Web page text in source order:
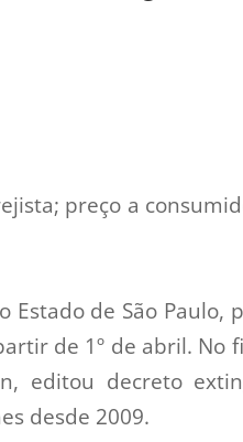
preço a
Estado de São
de 1º de abril. No
editou decreto
desde 2009.